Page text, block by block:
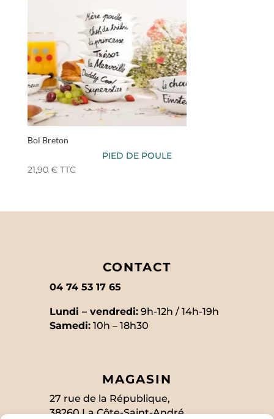
Bol Breton
PIED DE POULE
21,90 € TTC
CONTACT
04 74 53 17 65
Lundi – vendredi:9h-12h / 14h-19h
Samedi:10h – 18h30
MAGASIN
27 rue de la République,
38260 La Côte-Saint-André